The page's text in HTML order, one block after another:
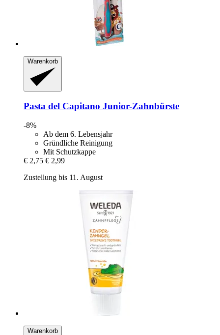
Warenkorb
Pasta del Capitano Junior-​Zahnbürste
-8%
Ab dem 6. Lebensjahr
Gründliche Reinigung
Mit Schutzkappe
€ 2,75 € 2,99
Zustellung bis 11. August
Warenkorb